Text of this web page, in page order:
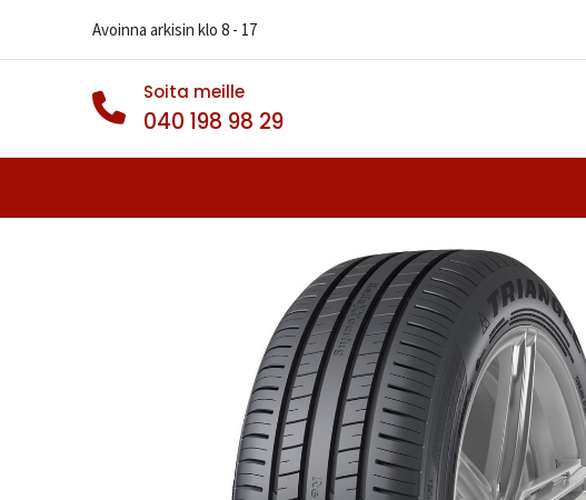
Avoinna arkisin klo 8 - 17
Soita meille
040 198 98 29